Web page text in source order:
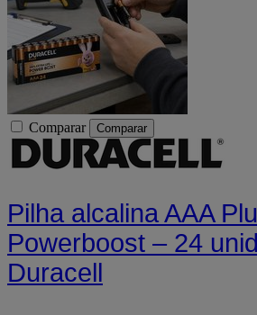
Comparar Comparar
Pilha alcalina AAA
Powerboost – 24
Duracell